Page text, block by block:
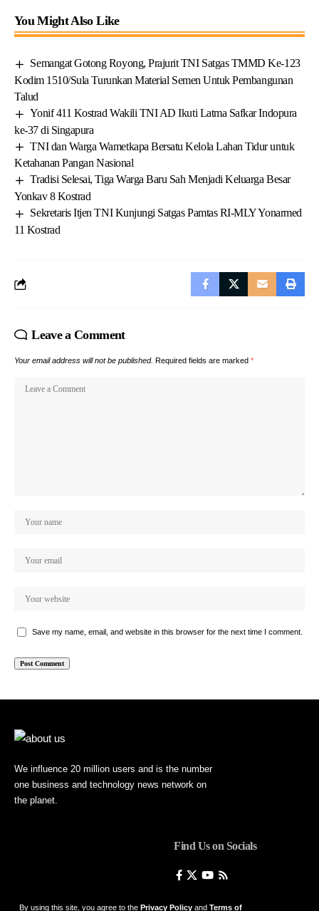
By using this site, you agree to the Privacy Policy and Terms of
You Might Also Like
Semangat Gotong Royong, Prajurit TNI Satgas TMMD Ke-123
Kodim 1510/Sula Turunkan Material Semen Untuk Pembangunan
Talud
Yonif 411 Kostrad Wakili TNI AD Ikuti Latma Safkar Indopura
ke-37 di Singapura
TNI dan Warga Wametkapa Bersatu Kelola Lahan Tidur untuk
Ketahanan Pangan Nasional
Tradisi Selesai, Tiga Warga Baru Sah Menjadi Keluarga Besar
Yonkav 8 Kostrad
Sekretaris Itjen TNI Kunjungi Satgas Pamtas RI-MLY Yonarmed
11 Kostrad
Leave a Comment
Your email address will not be published. Required fields are marked *
Save my name, email, and website in this browser for the next time I comment.
We influence 20 million users and is the number
one business and technology news network on
the planet.
Find Us on Socials